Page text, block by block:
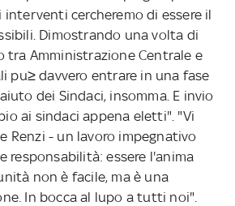
cercheremo di essere il
Dimostrando una volta di
tra Amministrazione Centrale e
davvero entrare in una fase
dei Sindaci, insomma. E invio
ai sindaci appena eletti". "Vi
Renzi - un lavoro impegnativo
responsabilità: essere l'anima
non è facile, ma è una
In bocca al lupo a tutti noi".